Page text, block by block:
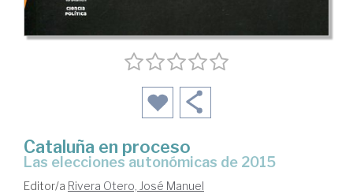
Cataluña en proceso
las elecciones autonómicas de 2015
Editor/a Rivera Otero, José Manuel